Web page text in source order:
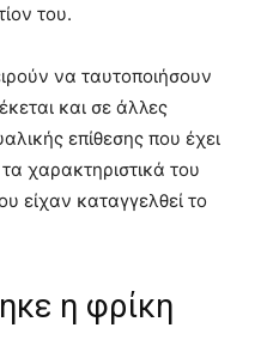
του.
να ταυτοποιήσουν
και σε άλλες
επίθεσης που έχει
χαρακτηριστικά του
είχαν καταγγελθεί το
η φρίκη